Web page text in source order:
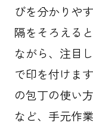
びを分かりや
隔をそろえる
ながら、注目
で印を付けま
の包丁の使い
など、手元作